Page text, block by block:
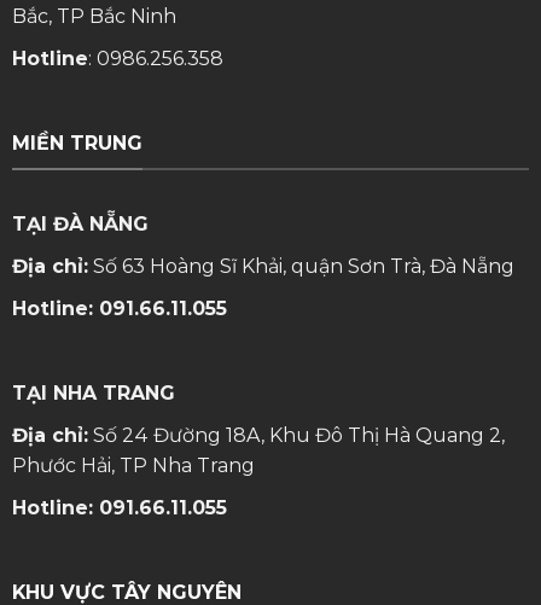
Bắc, TP Bắc Ninh
Hotline: 0986.256.358
MIỀN TRUNG
TẠI ĐÀ NẴNG
Địa chỉ:Số 63 Hoàng Sĩ Khải, quận Sơn Trà, Đà Nẵng
Hotline: 091.66.11.055
TẠI NHA TRANG
Địa chỉ:Số 24 Đường 18A, Khu Đô Thị Hà Quang 2,
Phước Hải, TP Nha Trang
Hotline: 091.66.11.055
KHU VỰC TÂY NGUYÊN